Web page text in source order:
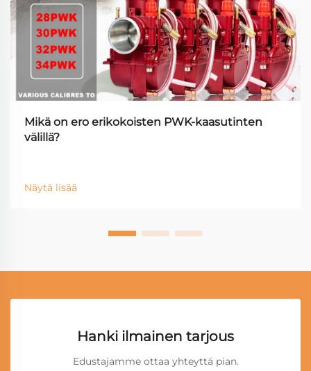
Mikä on ero erikokoisten PWK-kaasutinten
välillä?
Näytä lisää
Hanki ilmainen tarjous
Edustajamme ottaa yhteyttä pian.